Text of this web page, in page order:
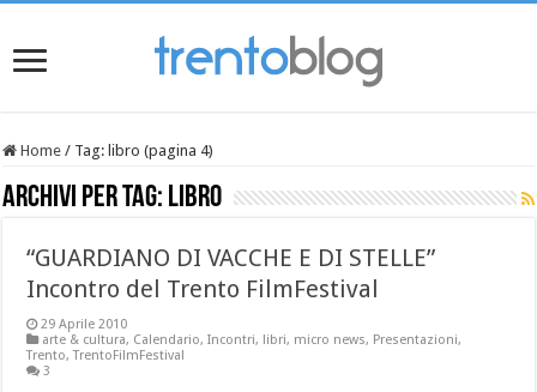
Home / Tag:libro (pagina 4)
Archivi per tag: libro
“GUARDIANO DI VACCHE E DI STELLE”
Incontro del Trento FilmFestival
29 Aprile 2010
arte & cultura, Calendario,Incontri, libri, micro news, Presentazioni,
Trento,TrentoFilmFestival
3